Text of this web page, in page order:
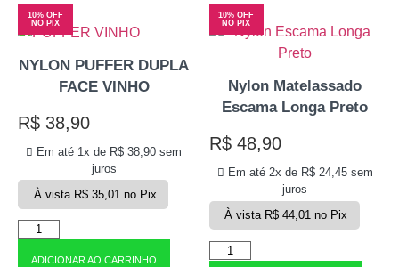
10% OFF
NO PIX
NYLON PUFFER DUPLA
FACE VINHO
R$ 38,90
Em até 1x de R$ 38,90 sem
juros
À vista R$35,01 no Pix
ADICIONAR AO CARRINHO
10% OFF
NO PIX
Nylon Matelassado
Escama Longa Preto
R$48,90
Em até 2x de R$24,45sem
juros
À vista R$ 44,01 no Pix